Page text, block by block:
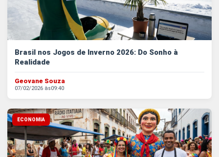
Brasil nos Jogos de Inverno 2026: Do Sonho à
Realidade
Geovane Souza
07/02/2026 às09:40
ECONOMIA